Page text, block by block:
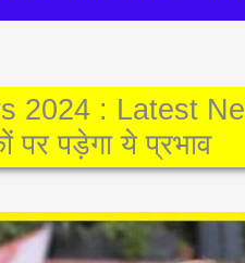
2024 : Latest
पर पड़ेगा ये प्रभाव